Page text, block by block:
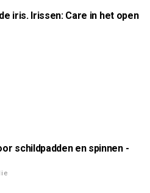
iris. Irissen: Care in het open
schildpadden en spinnen -